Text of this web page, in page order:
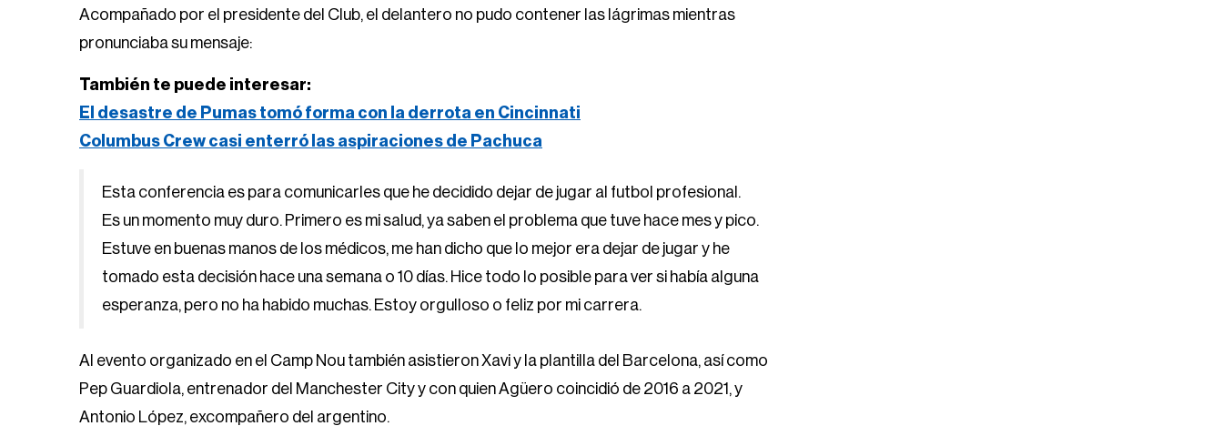
Acompañado por el presidente del Club, el delantero no pudo contener las lágrimas mientras
pronunciaba su mensaje:
También te puede interesar:
El desastre de Pumas tomó forma con la derrota en Cincinnati
Columbus Crew casi enterró las aspiraciones de Pachuca
Esta conferencia es para comunicarles que he decidido dejar de jugar al futbol profesional.
Es un momento muy duro. Primero es mi salud, ya saben el problema que tuve hace mes y pico.
Estuve en buenas manos de los médicos, me han dicho que lo mejor era dejar de jugar y he
tomado esta decisión hace una semana o 10 días. Hice todo lo posible para ver si había alguna
esperanza, pero no ha habido muchas. Estoy orgulloso o feliz por mi carrera.
Al evento organizado en el Camp Nou también asistieron Xavi y la plantilla del Barcelona, así como
Pep Guardiola, entrenador del Manchester City y con quien Agüero coincidió de 2016 a 2021, y
Antonio López, excompañero del argentino.